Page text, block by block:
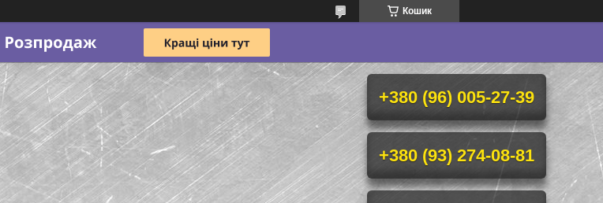
Кошик
+380 (96) 005-27-39
+380 (93) 274-08-81